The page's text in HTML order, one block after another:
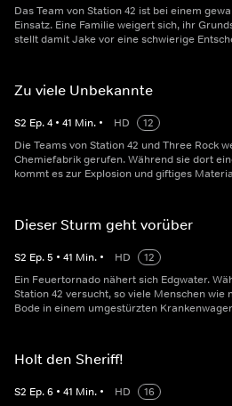
Das Team von Station 42 ist bei einem
Einsatz. Eine Familie weigert sich, ihr
stellt damit Jake vor eine schwierige
Zu viele Unbekannte
S2 Ep.4 • 41 Min. • HD
12
Die Teams von Station 42 und Three Rock
Chemiefabrik gerufen. Während sie dort
kommt es zur Explosion und giftiges
Dieser Sturm geht vorüber
S2 Ep.5 • 41 Min. • HD
12
Ein Feuertornado nähert sich Edgwater.
Station 42 versucht, so viele Menschen wie
Bode in einem umgestürzten
Holt den Sheriff!
S2 Ep.6 • 41 Min. • HD
16